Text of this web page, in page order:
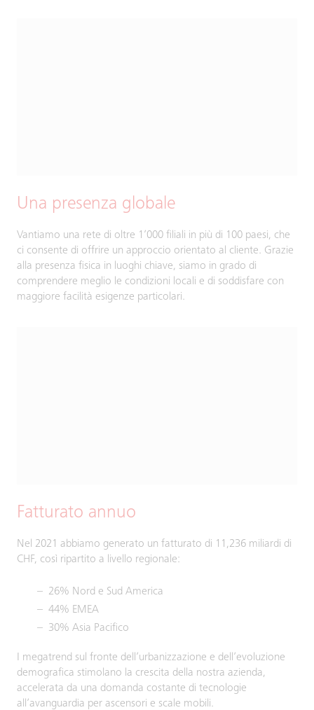
Una presenza globale
Vantiamo una rete di oltre 1’000 filiali in più di 100 paesi, che
ci consente di offrire un approccio orientato al cliente. Grazie
alla presenza fisica in luoghi chiave, siamo in grado di
comprendere meglio le condizioni locali e di soddisfare con
maggiore facilità esigenze particolari.
Fatturato annuo
Nel 2021 abbiamo generato un fatturato di 11,236 miliardi di
CHF, così ripartito a livello regionale:
26% Nord e Sud America
44% EMEA
30% Asia Pacifico
I megatrend sul fronte dell’urbanizzazione e dell’evoluzione
demografica stimolano la crescita della nostra azienda,
accelerata da una domanda costante di tecnologie
all’avanguardia per ascensori e scale mobili.